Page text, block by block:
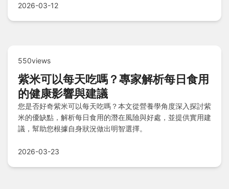
2026-03-12
550views
紫米可以每天吃嗎？專家解析每日食用
的健康影響與建議
您是否好奇紫米可以每天吃嗎？本文從營養學角度深入探討紫
米的優缺點，解析每日食用的潛在風險與好處，並提供實用建
議，幫助您根據自身狀況做出明智選擇。
2026-03-23